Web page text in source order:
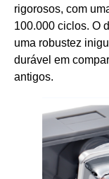
rigorosos, com
100.000 ciclos. O
uma robustez
durável em
antigos.